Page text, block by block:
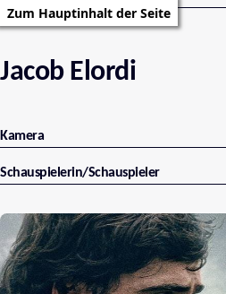
Zum Hauptinhalt der Seite
Jacob Elordi
Kamera
Schauspielerin/Schauspieler